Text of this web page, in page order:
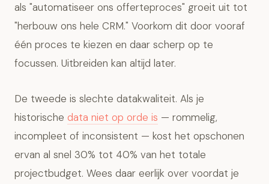
als "automatiseer ons offerteproces" groeit uit tot
"herbouw ons hele CRM." Voorkom dit door vooraf
één proces te kiezen en daar scherp op te
focussen. Uitbreiden kan altijd later.
De tweede is slechte datakwaliteit. Als je
historische data niet op orde is — rommelig,
incompleet of inconsistent — kost het opschonen
ervan al snel 30% tot 40% van het totale
projectbudget. Wees daar eerlijk over voordat je